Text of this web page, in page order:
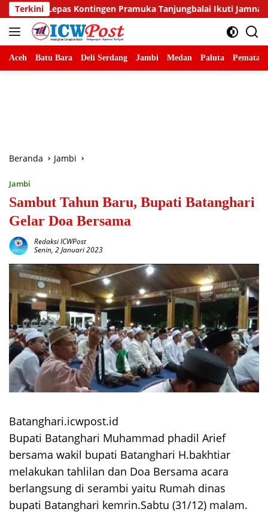
Langsung
ke
konten
Terkini
Pramuka Tanjungbalai Ikuti Jamnas XII di Cibubur
Aceh Batu Bara Deli Serdang Jambi Medan Paluta
Beranda Jambi
Jambi
Sambut Tahun Baru, Bupati Batanghari
Gelar Doa Bersama
Redaksi ICWPost
Senin, 2 Januari 2023
Batanghari.icwpost.id
Bupati Batanghari Muhammad phadil Arief
bersama wakil bupati Batanghari H.bakhtiar
melakukan tahlilan dan Doa Bersama acara
berlangsung di serambi yaitu Rumah dinas
bupati Batanghari kemrin.Sabtu (31/12) malam.